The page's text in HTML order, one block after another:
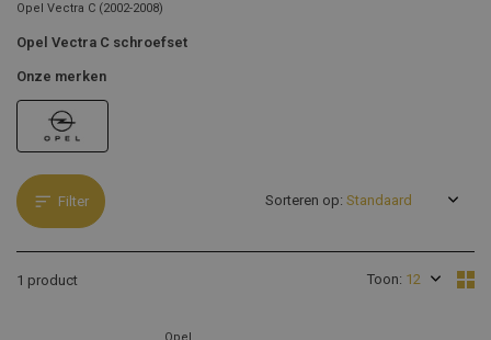
Opel Vectra C (2002-2008)
Opel Vectra C schroefset
Onze merken
Filter
1 product Toon:
Sorteren op: